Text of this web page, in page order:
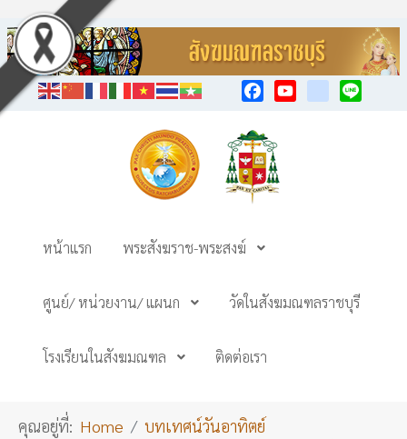
หน้าแรก พระสังฆราช-พระสงฆ์
ศูนย์/ หน่วยงาน/ แผนก วัดในสังฆมณฑลราชบุรี
โรงเรียนในสังฆมณฑล ติดต่อเรา
คุณอยู่ที่: Home
บทเทศน์วันอาทิตย์